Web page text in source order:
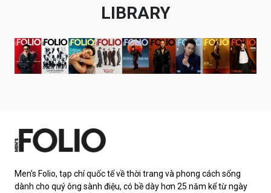
LIBRARY
Men’s Folio, tạp chí quốc tế về thời trang và phong cách sống
dành cho quý ông sành điệu, có bề dày hơn 25 năm kể từ ngày